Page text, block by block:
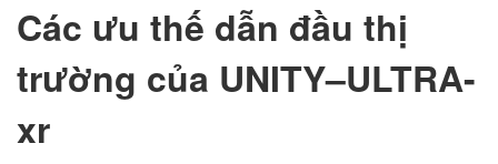
Các ưu thế dẫn đầu thị
trường của UNITY–ULTRA-
xr